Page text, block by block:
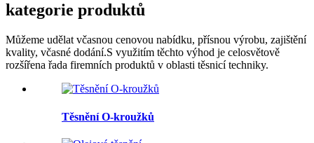
kategorie produktů
Můžeme udělat včasnou cenovou nabídku, přísnou výrobu, zajištění
kvality, včasné dodání.S využitím těchto výhod je celosvětově
rozšířena řada firemních produktů v oblasti těsnicí techniky.
Těsnění O-kroužků